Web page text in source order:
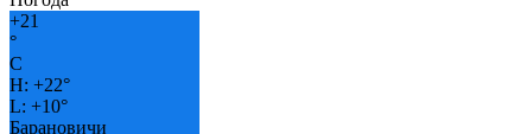
+21
°
C
H: +22°
L: +10°
Барановичи